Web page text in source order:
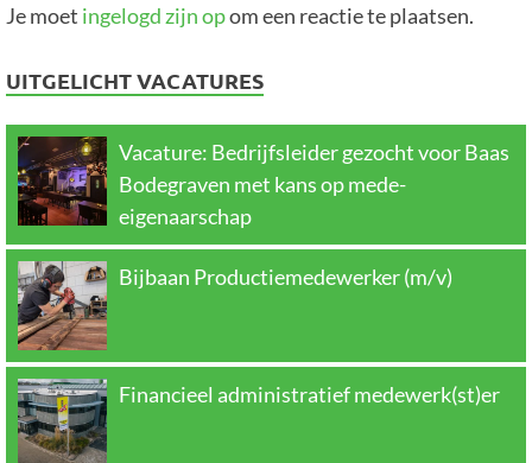
Je moet ingelogd zijn opom een reactie te plaatsen.
UITGELICHT VACATURES
Vacature: Bedrijfsleider gezocht voor Baas
Bodegraven met kans op mede-
eigenaarschap
Bijbaan Productiemedewerker (m/v)
Financieel administratief medewerk(st)er